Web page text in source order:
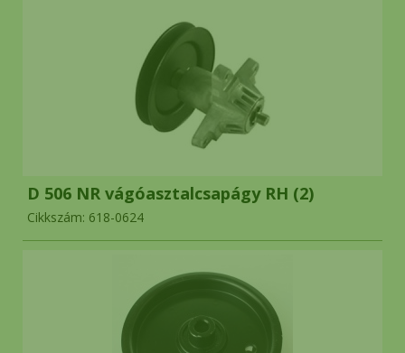
D 506 NR vágóasztalcsapágy RH (2)
Cikkszám: 618-0624